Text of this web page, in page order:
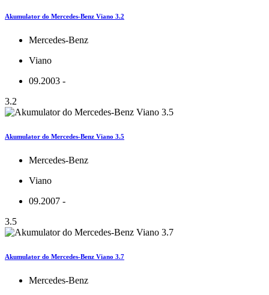
Akumulator do Mercedes-Benz Viano 3.2
Mercedes-Benz
Viano
09.2003 -
3.2
Akumulator do Mercedes-Benz Viano 3.5
Mercedes-Benz
Viano
09.2007 -
3.5
Akumulator do Mercedes-Benz Viano 3.7
Mercedes-Benz